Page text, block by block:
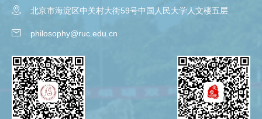
 北京市海淀区中关村大街59号中国人民大学人文楼五层
 philosophy@ruc.edu.cn